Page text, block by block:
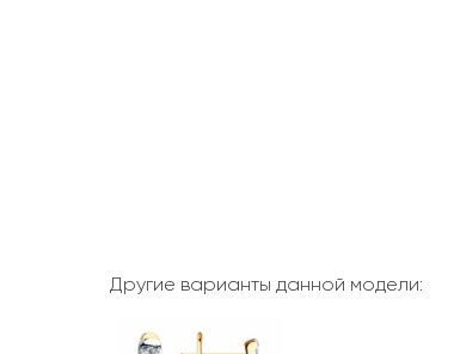
Другие варианты данной модели: